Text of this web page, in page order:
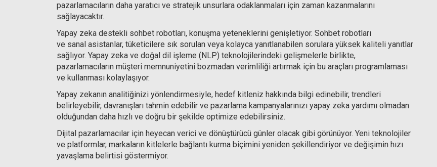
pazarlamacıların daha yaratıcı ve stratejik unsurlara odaklanmaları için zaman kazanmalarını
sağlayacaktır.
Yapay zeka destekli sohbet robotları, konuşma yeteneklerini genişletiyor. Sohbet robotları
ve sanal asistanlar, tüketicilere sık sorulan veya kolayca yanıtlanabilen sorulara yüksek kaliteli yanıtlar
sağlıyor. Yapay zeka ve doğal dil işleme (NLP) teknolojilerindeki gelişmelerle birlikte,
pazarlamacıların müşteri memnuniyetini bozmadan verimliliği artırmak için bu araçları programlaması
ve kullanması kolaylaşıyor.
Yapay zekanın analitiğinizi yönlendirmesiyle, hedef kitleniz hakkında bilgi edinebilir, trendleri
belirleyebilir, davranışları tahmin edebilir ve pazarlama kampanyalarınızı yapay zeka yardımı olmadan
olduğundan daha hızlı ve doğru bir şekilde optimize edebilirsiniz.
Dijital pazarlamacılar için heyecan verici ve dönüştürücü günler olacak gibi görünüyor. Yeni teknolojiler
ve platformlar, markaların kitlelerle bağlantı kurma biçimini yeniden şekillendiriyor ve değişimin hızı
yavaşlama belirtisi göstermiyor.